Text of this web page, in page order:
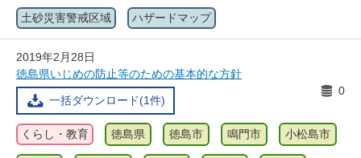
土砂災害警戒区域 ハザードマップ
2019年2月28日
徳島県いじめの防止等のための基本的な方針
一括ダウンロード(1件)
0
くらし・教育 徳島県 徳島市 鳴門市 小松島市